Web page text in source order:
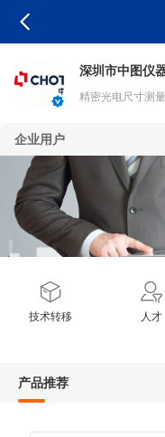
深圳市中图仪
精密光电尺寸测
企业用户
技术转移 人才
产品推荐